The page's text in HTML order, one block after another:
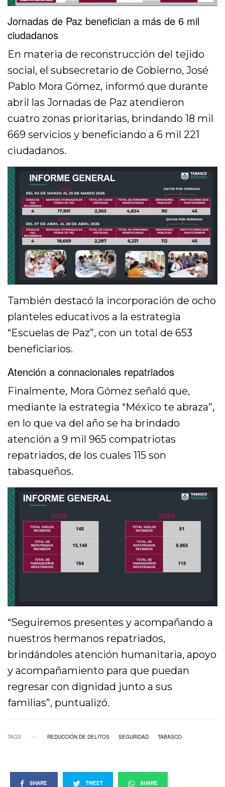
Jornadas de Paz benefician a más de 6 mil
ciudadanos
En materia de reconstrucción del tejido
social, el subsecretario de Gobierno, José
Pablo Mora Gómez, informó que durante
abril las Jornadas de Paz atendieron
cuatro zonas prioritarias, brindando 18 mil
669 servicios y beneficiando a 6 mil 221
ciudadanos.
También destacó la incorporación de ocho
planteles educativos a la estrategia
“Escuelas de Paz”, con un total de 653
beneficiarios.
Atención a connacionales repatriados
Finalmente, Mora Gómez señaló que,
mediante la estrategia “México te abraza”,
en lo que va del año se ha brindado
atención a 9 mil 965 compatriotas
repatriados, de los cuales 115 son
tabasqueños.
“Seguiremos presentes y acompañando a
nuestros hermanos repatriados,
brindándoles atención humanitaria, apoyo
y acompañamiento para que puedan
regresar con dignidad junto a sus
familias”, puntualizó.
TAGS REDUCCIÓN DE DELITOS SEGURIDAD TABASCO
SHARE TWEET SHARE